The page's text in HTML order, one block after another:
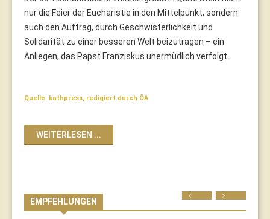
nur die Feier der Eucharistie in den Mittelpunkt, sondern
auch den Auftrag, durch Geschwisterlichkeit und
Solidarität zu einer besseren Welt beizutragen – ein
Anliegen, das Papst Franziskus unermüdlich verfolgt.
Quelle: kathpress, redigiert durch ÖA
WEITERLESEN ...
EMPFEHLUNGEN